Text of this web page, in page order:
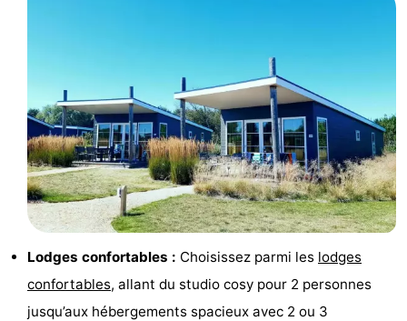
intérieures
golf
être
villes
Sports
Piscines
Faire
du
-
Randonnée
Lodges confortables : Choisissez parmi les lodges
confortables, allant du studio cosy pour 2 personnes
jusqu’aux hébergements spacieux avec 2 ou 3